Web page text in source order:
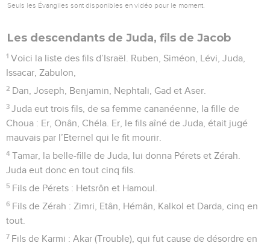
Seuls les Évangiles sont disponibles en vidéo pour le moment.
Les descendants de Juda, fils de Jacob
1 Voici la liste des fils d’Israël. Ruben, Siméon, Lévi, Juda,
Issacar, Zabulon,
2 Dan, Joseph, Benjamin, Nephtali, Gad et Aser.
3 Juda eut trois fils, de sa femme cananéenne, la fille de
Choua : Er, Onân, Chéla. Er, le fils aîné de Juda, était jugé
mauvais par l’Eternel qui le fit mourir.
4 Tamar, la belle-fille de Juda, lui donna Pérets et Zérah.
Juda eut donc en tout cinq fils.
5 Fils de Pérets : Hetsrôn et Hamoul.
6 Fils de Zérah : Zimri, Etân, Hémân, Kalkol et Darda, cinq en
tout.
7 Fils de Karmi : Akar (Trouble), qui fut cause de désordre en